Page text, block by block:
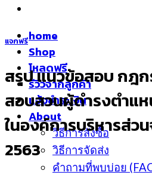
home
Shop
โหลดฟรี
รีวิวจากลูกค้า
แจ้งชำระเงิน
About
วิธีการสั่งซื้อ
วิธีการจัดส่ง
คำถามที่พบบ่อย
แจกฟรี
สรุป แนวข้อสอบ กฎก
สอบสวนผู้ดำรงตำแ
ในองค์การบริหารส่ว
2563